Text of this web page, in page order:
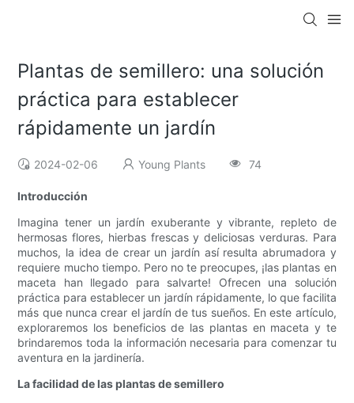
Plantas de semillero: una solución
práctica para establecer
rápidamente un jardín
2024-02-06 Young Plants 74
Introducción
Imagina tener un jardín exuberante y vibrante, repleto de
hermosas flores, hierbas frescas y deliciosas verduras. Para
muchos, la idea de crear un jardín así resulta abrumadora y
requiere mucho tiempo. Pero no te preocupes, ¡las plantas en
maceta han llegado para salvarte! Ofrecen una solución
práctica para establecer un jardín rápidamente, lo que facilita
más que nunca crear el jardín de tus sueños. En este artículo,
exploraremos los beneficios de las plantas en maceta y te
brindaremos toda la información necesaria para comenzar tu
aventura en la jardinería.
La facilidad de las plantas de semillero